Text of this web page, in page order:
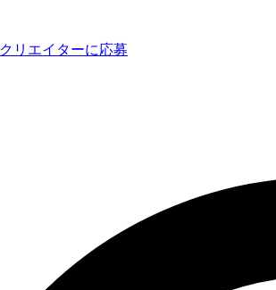
クリエイターに応募